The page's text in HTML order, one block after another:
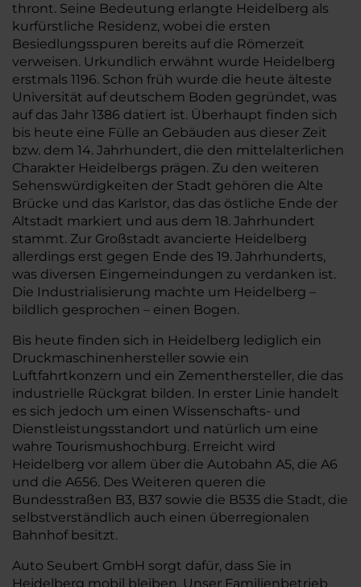
thront. Seine Bedeutung erlangte Heidelberg als
kurfürstliche Residenz, wobei die ersten
Besiedlungsspuren bereits auf die Römerzeit
verweisen. Urkundlich erwähnt wurde Heidelberg
erstmals 1196. Schon früh wurde die heute älteste
Universität auf deutschem Boden gegründet, was
auf das Jahr 1386 datiert ist. Überhaupt finden sich
bis heute eine Fülle an Gebäuden aus dieser Zeit
bzw. dem 14. Jahrhundert, die den mittelalterlichen
Charakter Heidelbergs prägen. Zu den weiteren
Sehenswürdigkeiten der Stadt gehören die Alte
Brücke und das Karlstor, das das östliche Ende der
Altstadt markiert und aus dem 18. Jahrhundert
stammt. Zur Großstadt avancierte Heidelberg
allerdings erst gegen Ende des 19. Jahrhunderts,
was diversen Eingemeindungen zu verdanken ist.
Die Industrialisierung machte um Heidelberg –
bildlich gesprochen – einen Bogen.
Bis heute finden sich in Heidelberg lediglich ein
Druckmaschinenhersteller sowie ein
Luftfahrtkonzern und ein Zementhersteller, die das
industrielle Rückgrat bilden. In erster Linie handelt
es sich jedoch um einen Wissenschafts- und
Dienstleistungsstandort und natürlich um eine
wahre Tourismushochburg. Erreicht wird
Heidelberg vor allem über die Autobahn A5, die A6
und die A656. Des Weiteren queren die
Bundesstraßen B3, B37 sowie die B535 die Stadt, die
selbstverständlich auch einen überregionalen
Bahnhof besitzt.
Auto Seubert GmbH sorgt dafür, dass Sie in
Heidelberg mobil bleiben. Unser Familienbetrieb